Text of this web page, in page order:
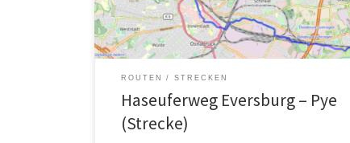
ROUTEN STRECKEN
Haseuferweg Eversburg – Pye
(Strecke)